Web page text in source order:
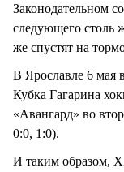
Законодательном
следующего столь
же спустят на
В Ярославле 6 мая
Кубка Гагарина
«Авангард» во
0:0, 1:0).
И таким образом,